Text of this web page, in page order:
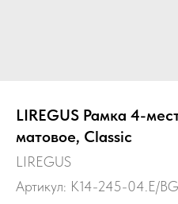
LIREGUS Рамка 4-
матовое, Classic
LIREGUS
Артикул: K14-245-04.E/BG